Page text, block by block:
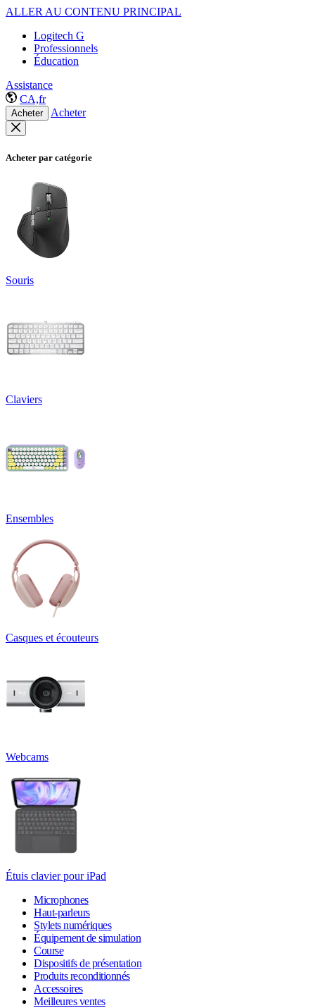
ALLER AU CONTENU PRINCIPAL
Logitech G
Professionnels
Éducation
Assistance
CA,fr
Acheter Acheter
Acheter par catégorie
Souris
Claviers
Ensembles
Casques et écouteurs
Webcams
Étuis clavier pour iPad
Microphones
Haut-parleurs
Stylets numériques
Équipement de simulation
Course
Dispositifs de présentation
Produits reconditionnés
Accessoires
Meilleures ventes